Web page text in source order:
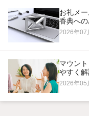
お礼メ
香典へ
2026年07
マウン
やすく解
2026年05